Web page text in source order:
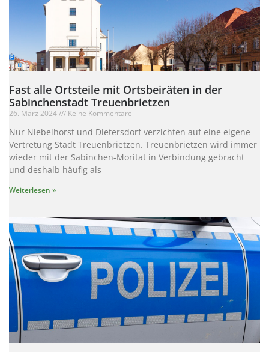
Fast alle Ortsteile mit Ortsbeiräten in der
Sabinchenstadt Treuenbrietzen
26. März 2024 Keine Kommentare
Nur Niebelhorst und Dietersdorf verzichten auf eine eigene
Vertretung Stadt Treuenbrietzen. Treuenbrietzen wird immer
wieder mit der Sabinchen-Moritat in Verbindung gebracht
und deshalb häufig als
Weiterlesen »